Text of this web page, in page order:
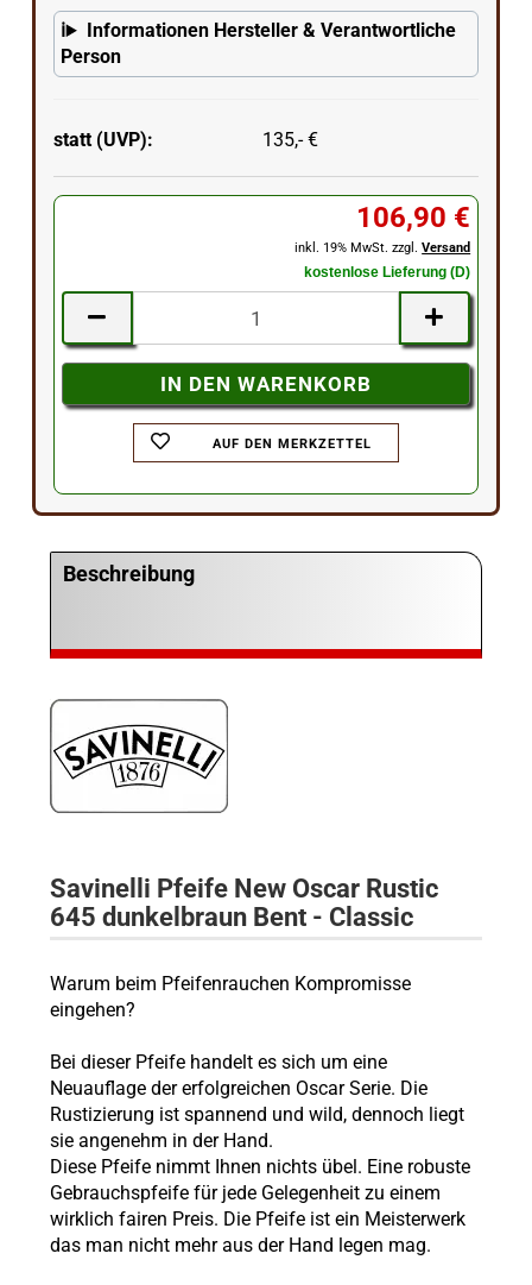
Informationen Hersteller & Verantwortliche
Person
statt (UVP): 135,- €
106,90 €
inkl. 19% MwSt. zzgl.Versand
kostenlose Lieferung (D)
AUF DEN MERKZETTEL
Beschreibung
Savinelli Pfeife New Oscar Rustic
645 dunkelbraun Bent - Classic
Warum beim Pfeifenrauchen Kompromisse
eingehen?
Bei dieser Pfeife handelt es sich um eine
Neuauflage der erfolgreichen Oscar Serie. Die
Rustizierung ist spannend und wild, dennoch liegt
sie angenehm in der Hand.
Diese Pfeife nimmt Ihnen nichts übel. Eine robuste
Gebrauchspfeife für jede Gelegenheit zu einem
wirklich fairen Preis. Die Pfeife ist ein Meisterwerk
das man nicht mehr aus der Hand legen mag.